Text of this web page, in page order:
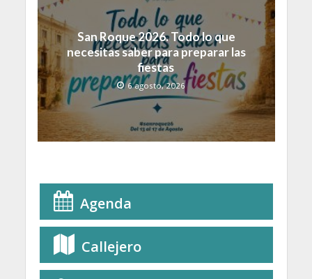
San Roque 2026. Todo lo que
necesitas saber para preparar las
fiestas
6 agosto, 2026
Agenda
Callejero